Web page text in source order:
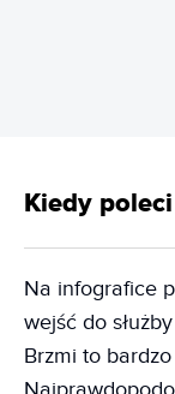
Kiedy
Na infografice
wejść do
Brzmi to